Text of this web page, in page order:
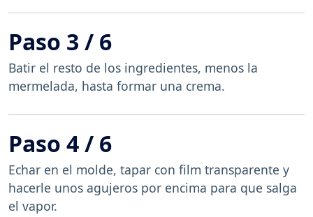
Paso 3 / 6
Batir el resto de los ingredientes, menos la
mermelada, hasta formar una crema.
Paso 4 / 6
Echar en el molde, tapar con film transparente y
hacerle unos agujeros por encima para que salga
el vapor.